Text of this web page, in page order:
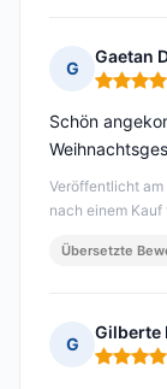
G
Gaetan
Hinweis:
Veröffentlicht
nach einem
Schön
Übersetzte
G
Gilberte
Hinweis: